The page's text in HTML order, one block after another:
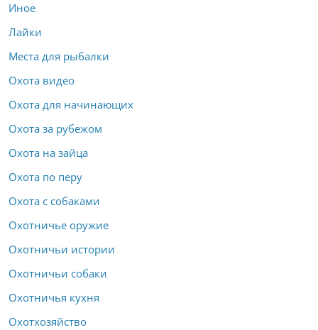
Иное
Лайки
Места для рыбалки
Охота видео
Охота для начинающих
Охота за рубежом
Охота на зайца
Охота по перу
Охота с собаками
Охотничье оружие
Охотничьи истории
Охотничьи собаки
Охотничья кухня
Охотхозяйство